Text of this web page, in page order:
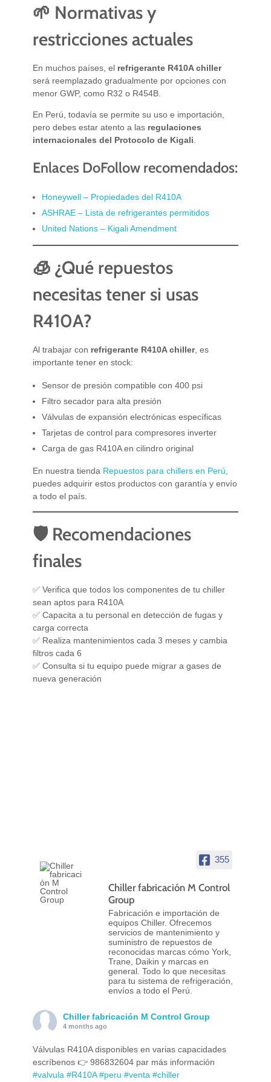
🌱 Normativas y
restricciones actuales
En muchos países, el refrigerante R410A chiller
será reemplazado gradualmente por opciones con
menor GWP, como R32 o R454B.
En Perú, todavía se permite su uso e importación,
pero debes estar atento a las regulaciones
internacionales del Protocolo de Kigali
Enlaces DoFollow recomendados:
Honeywell – Propiedades del R410A
ASHRAE – Lista de refrigerantes permitidos
United Nations – Kigali Amendment
🧊 ¿Qué repuestos
necesitas tener si usas
R410A?
Al trabajar con refrigerante R410A chiller, es
importante tener en stock:
Sensor de presión compatible con 400 psi
Filtro secador para alta presión
Válvulas de expansión electrónicas específicas
Tarjetas de control para compresores inverter
Carga de gas R410A en cilindro original
En nuestra tienda Repuestos para chillers en Perú
puedes adquirir estos productos con garantía y envío
a todo el país.
🛡️ Recomendaciones
finales
✅ Verifica que todos los componentes de tu chiller
sean aptos para R410A
✅ Capacita a tu personal en detección de fugas y
carga correcta
✅ Realiza mantenimientos cada 3 meses y cambia
filtros cada 6
✅ Consulta si tu equipo puede migrar a gases de
nueva generación
355
Chiller fabricación M Control
Group
Fabricación e importación de
equipos Chiller. Ofrecemos
servicios de mantenimiento y
suministro de repuestos de
reconocidas marcas cómo York,
Trane, Daikin y marcas en
general. Todo lo que necesitas
para tu sistema de refrigeración,
envíos a todo el Perú.
Chiller fabricación M Control Group
4 months ago
Válvulas R410A disponibles en varias capacidades
escríbenos 👉 986832604 par más información
#valvula #R410A #peru #venta #chiller